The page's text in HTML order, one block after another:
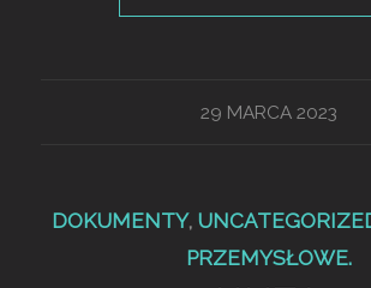
29 MARCA 2023
DOKUMENTY,
PRZEMYSŁOWE.